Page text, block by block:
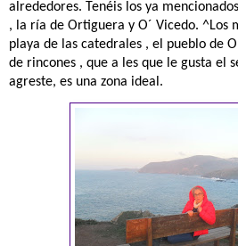
alrededores. Tenéis los ya
, la ría de Ortiguera y O´ Vicedo. ^Los
playa de las catedrales , el pueblo de
de rincones , que a les que le gusta el
agreste, es una zona ideal.